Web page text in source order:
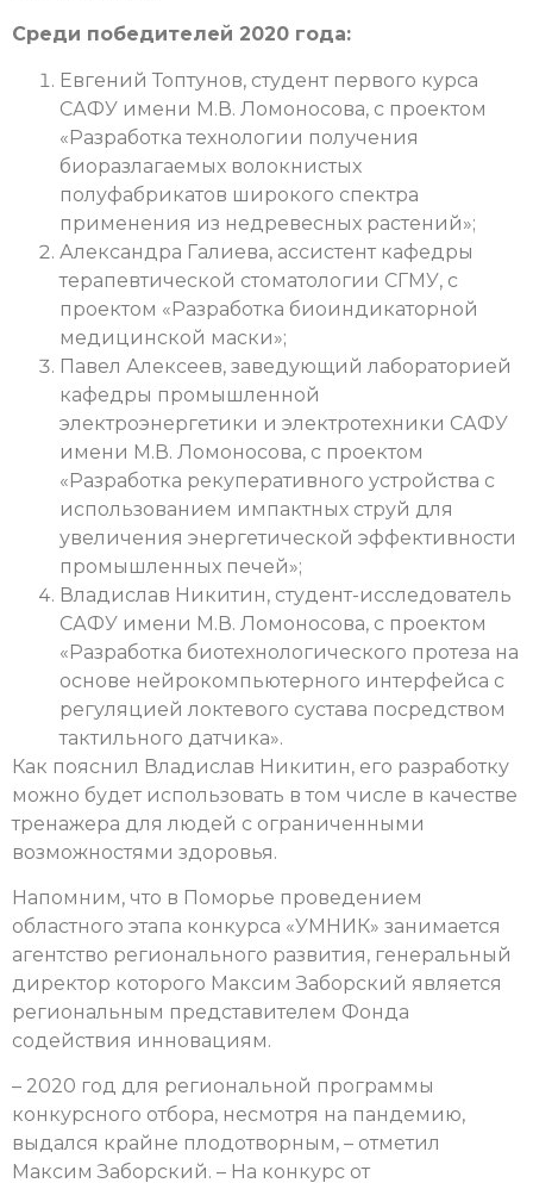
Среди победителей 2020 года:
Евгений Топтунов, студент первого курса
САФУ имени М.В. Ломоносова, с проектом
«Разработка технологии получения
биоразлагаемых волокнистых
полуфабрикатов широкого спектра
применения из недревесных растений»;
Александра Галиева, ассистент кафедры
терапевтической стоматологии СГМУ, с
проектом «Разработка биоиндикаторной
медицинской маски»;
Павел Алексеев, заведующий лабораторией
кафедры промышленной
электроэнергетики и электротехники САФУ
имени М.В. Ломоносова, с проектом
«Разработка рекуперативного устройства с
использованием импактных струй для
увеличения энергетической эффективности
промышленных печей»;
Владислав Никитин, студент-исследователь
САФУ имени М.В. Ломоносова, с проектом
«Разработка биотехнологического протеза на
основе нейрокомпьютерного интерфейса с
регуляцией локтевого сустава посредством
тактильного датчика».
Как пояснил Владислав Никитин, его разработку
можно будет использовать в том числе в качестве
тренажера для людей с ограниченными
возможностями здоровья.
Напомним, что в Поморье проведением
областного этапа конкурса «УМНИК» занимается
агентство регионального развития, генеральный
директор которого Максим Заборский является
региональным представителем Фонда
содействия инновациям.
– 2020 год для региональной программы
конкурсного отбора, несмотря на пандемию,
выдался крайне плодотворным, – отметил
Максим Заборский. – На конкурс от